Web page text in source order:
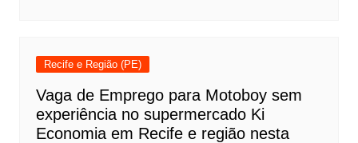
Recife e Região (PE)
Vaga de Emprego para Motoboy sem
experiência no supermercado Ki
Economia em Recife e região nesta